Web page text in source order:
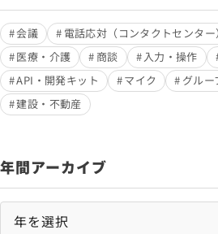
会議 電話応対（コンタクトセンター）
医療・介護
商談 入力・操作
API・開発キット
マイク グルー
建設・不動産
年間アーカイブ